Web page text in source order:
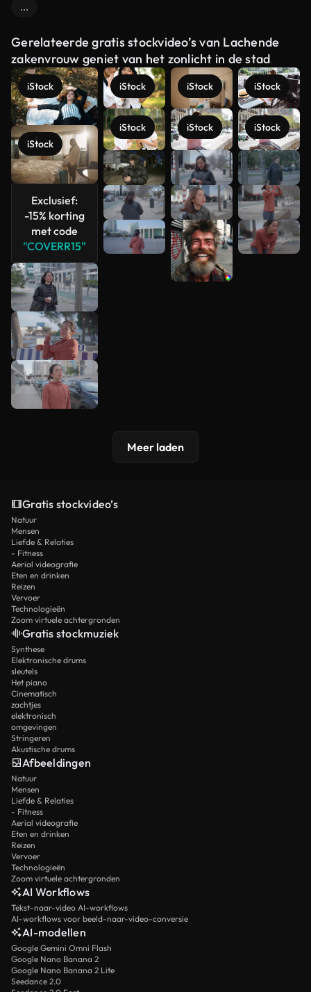
...
Gerelateerde gratis stockvideo’s van Lachende
zakenvrouw geniet van het zonlicht in de stad
iStock
iStock
Exclusief:
-15% korting
met code
"COVERR15"
iStock
iStock
iStock
iStock
iStock
iStock
Meer
bekijken
Meer laden
Gratis stockvideo’s
Natuur
Mensen
Liefde & Relaties
- Fitness
Aerial videografie
Eten en drinken
Reizen
Vervoer
Technologieën
Zoom virtuele achtergronden
Gratis stockmuziek
Synthese
Elektronische drums
sleutels
Het piano
Cinematisch
zachtjes
elektronisch
omgevingen
Stringeren
Akustische drums
Afbeeldingen
Natuur
Mensen
Liefde & Relaties
- Fitness
Aerial videografie
Eten en drinken
Reizen
Vervoer
Technologieën
Zoom virtuele achtergronden
AI Workflows
Tekst-naar-video AI-workflows
AI-workflows voor beeld-naar-video-conversie
AI-modellen
Google Gemini Omni Flash
Google Nano Banana 2
Google Nano Banana 2 Lite
Seedance 2.0